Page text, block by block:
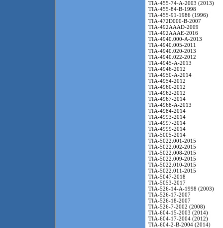
TIA-455-74-A-2003 (2013)
TIA-455-84-B-1998
TIA-455-91-1986 (1996)
TIA-472D000-B-2007
TIA-492AAAD-2009
TIA-492AAAE-2016
TIA-4940.000-A-2013
TIA-4940.005-2011
TIA-4940.020-2013
TIA-4940.022-2012
TIA-4945-A-2013
TIA-4946-2012
TIA-4950-A-2014
TIA-4954-2012
TIA-4960-2012
TIA-4962-2012
TIA-4967-2014
TIA-4968-A-2013
TIA-4984-2014
TIA-4993-2014
TIA-4997-2014
TIA-4999-2014
TIA-5005-2014
TIA-5022.001-2015
TIA-5022.002-2015
TIA-5022.008-2015
TIA-5022.009-2015
TIA-5022.010-2015
TIA-5022.011-2015
TIA-5047-2018
TIA-5053-2017
TIA-526-14-A-1998 (2003)
TIA-526-17-2007
TIA-526-18-2007
TIA-526-7-2002 (2008)
TIA-604-15-2003 (2014)
TIA-604-17-2004 (2012)
TIA-604-2-B-2004 (2014)